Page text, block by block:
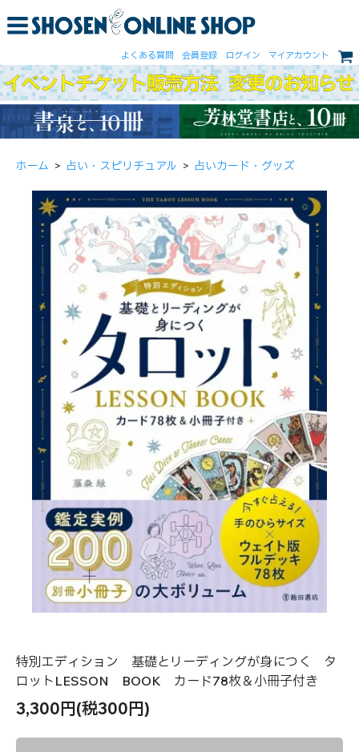
よくある質問 会員登録 ログイン マイアカウント
ホーム > 占い・スピリチュアル > 占いカード・グッズ
特別エディション 基礎とリーディングが身につく タ
ロットLESSON BOOK カード78枚＆小冊子付き
3,300円(税300円)